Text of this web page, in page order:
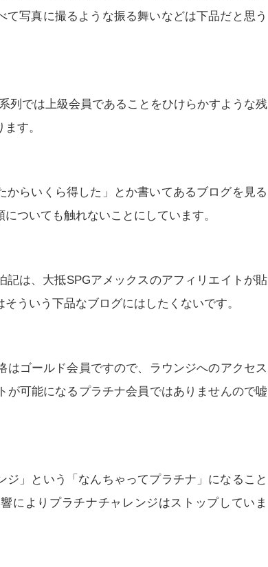
て写真に撮るような振る舞いなどは下品だと思う
列では上級会員であることをひけらかすような残
す。
からいくら得した」とか書いてあるブログを見る
ついても触れないことにしています。
記は、大抵SPGアメックスのアフィリエイトが貼
ういう下品なブログにはしたくないです。
はゴールド会員ですので、ラウンジへのアクセス
が可能になるプラチナ会員ではありませんので嘘
」という「なんちゃってプラチナ」になること
によりプラチナチャレンジはストップしていま